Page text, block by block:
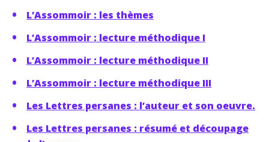
L’Assommoir : les thèmes
L’Assommoir : lecture méthodique I
L’Assommoir : lecture méthodique II
L’Assommoir : lecture méthodique III
Les Lettres persanes : l’auteur et son oeuvre.
Les Lettres persanes : résumé et découpage